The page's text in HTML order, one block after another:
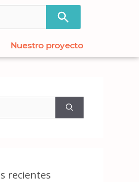
Nuestro proyecto
recientes